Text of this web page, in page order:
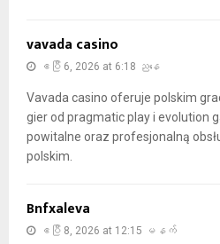
vavada casino
ဧပြီ 6, 2026 at 6:18 ညနေ
Vavada casino oferuje polskim
gier od pragmatic play i evolution
powitalne oraz profesjonalną
polskim.
Bnfxaleva
ဧပြီ 8, 2026 at 12:15 မနက်